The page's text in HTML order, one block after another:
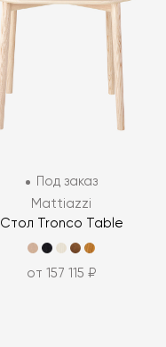
Под заказ
Mattiazzi
Стол Tronco Table
от 157 115 ₽